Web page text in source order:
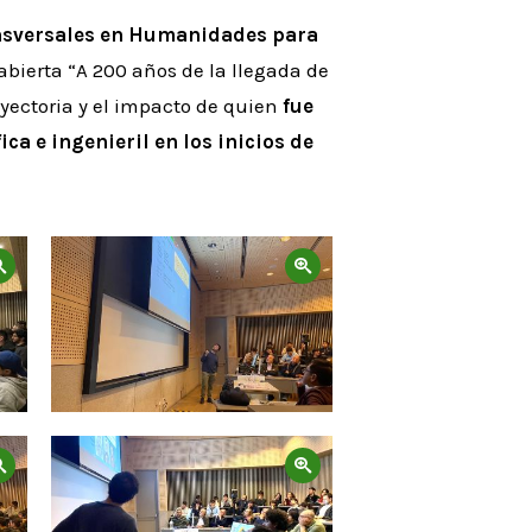
en Humanidades para
“A 200 años de la llegada de
y el impacto de quien fue
e ingenieril en los inicios de
Zoom
Zoom